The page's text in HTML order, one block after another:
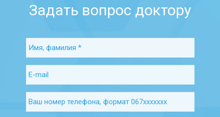
Задать вопрос доктору